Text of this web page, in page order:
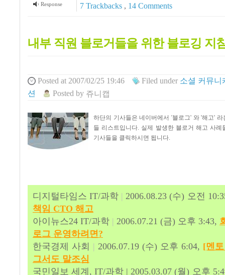
Response
7Trackbacks , 14Comments
내부 직원 블로거들을 위한 블로깅 지
Posted at 2007/02/25 19:46 Filedunder 소셜 커뮤니
션
Postedby 쥬니캡
하단의 기사들은 네이버에서 '블로그' 와 '해고'
들 리스트입니다. 실제 발생한 블로거 해고 사
기사들을 클릭하시면 됩니다.
디지털타임스 IT/과학 | 2006.08.23 (수) 오전
책임 CTO 해고
아이뉴스24 IT/과학 | 2006.07.21 (금) 오후 3:43,
로그 운영하려면?
한국경제 사회 | 2006.07.19 (수) 오후 6:04, [멘
그서도 말조심
국민일보 세계, IT/과학 | 2005.03.07 (월) 오후